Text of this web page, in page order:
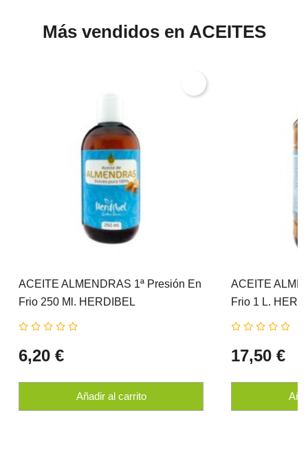
Más vendidos en ACEITES
ACEITE ALMENDRAS 1ª Presión En
Frio 250 Ml. HERDIBEL
6,20 €
Añadir al carrito
ACEITE
Frio 1 L.
17,50 €